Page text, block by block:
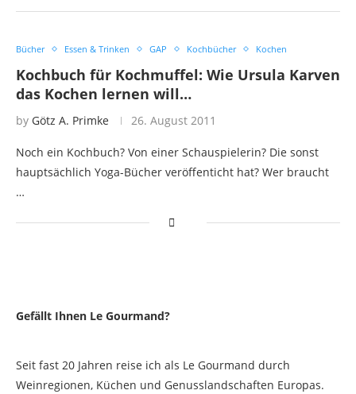
Bücher Essen & Trinken GAP Kochbücher Kochen
Kochbuch für Kochmuffel: Wie Ursula Karven
das Kochen lernen will…
by Götz A. Primke 26. August 2011
Noch ein Kochbuch? Von einer Schauspielerin? Die sonst
hauptsächlich Yoga-Bücher veröffenticht hat? Wer braucht
…
Gefällt Ihnen Le Gourmand?
Seit fast 20 Jahren reise ich als Le Gourmand durch
Weinregionen, Küchen und Genusslandschaften Europas.